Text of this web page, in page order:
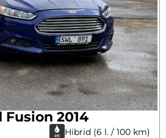
Fusion 2014
Hibrid (6 l. / 100 km)